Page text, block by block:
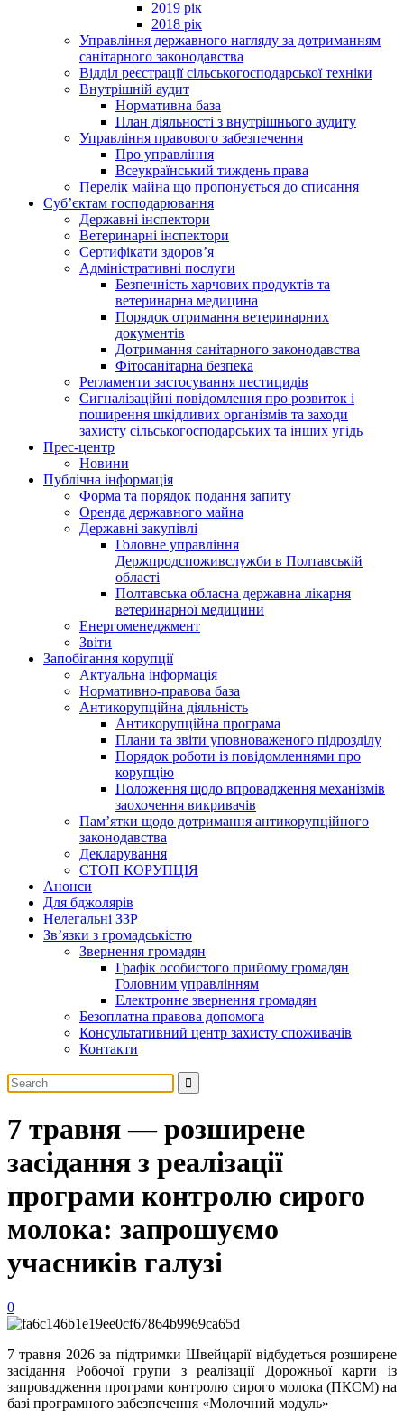
2019 рік
2018 рік
Управління державного нагляду за дотриманням
санітарного законодавства
Відділ реєстрації сільськогосподарської техніки
Внутрішній аудит
Нормативна база
План діяльності з внутрішнього аудиту
Управління правового забезпечення
Про управління
Всеукраїнський тиждень права
Перелік майна що пропонується до списання
Суб’єктам господарювання
Державні інспектори
Ветеринарні інспектори
Сертифікати здоров’я
Адміністративні послуги
Безпечність харчових продуктів та
ветеринарна медицина
Порядок отримання ветеринарних
документів
Дотримання санітарного законодавства
Фітосанітарна безпека
Регламенти застосування пестицидів
Сигналізаційні повідомлення про розвиток і
поширення шкідливих організмів та заходи
захисту сільськогосподарських та інших угідь
Прес-центр
Новини
Публічна інформація
Форма та порядок подання запиту
Оренда державного майна
Державні закупівлі
Головне управління
Держпродспоживслужби в Полтавській
області
Полтавська обласна державна лікарня
ветеринарної медицини
Енергоменеджмент
Звіти
Запобігання корупції
Актуальна інформація
Нормативно-правова база
Антикорупційна діяльність
Антикорупційна програма
Плани та звіти уповноваженого підрозділу
Порядок роботи із повідомленнями про
корупцію
Положення щодо впровадження механізмів
заохочення викривачів
Пам’ятки щодо дотримання антикорупційного
законодавства
Декларування
СТОП КОРУПЦІЯ
Анонси
Для бджолярів
Нелегальні ЗЗР
Зв’язки з громадськістю
Звернення громадян
Графік особистого прийому громадян
Головним управлінням
Електронне звернення громадян
Безоплатна правова допомога
Консультативний центр захисту споживачів
Контакти
7 травня — розширене
засідання з реалізації
програми контролю сирого
молока: запрошуємо
учасників галузі
0
7 травня 2026 за підтримки Швейцарії відбудеться розширене
засідання Робочої групи з реалізації Дорожньої карти із
запровадження програми контролю сирого молока (ПКСМ) на
базі програмного забезпечення «Молочний модуль»